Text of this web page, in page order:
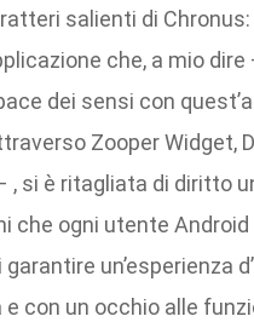
salienti di Chronus:
che, a mio dire
dei sensi con
Zooper Widget,
, si è ritagliata di diritto
che ogni utente
un’esperienza
con un occhio alle